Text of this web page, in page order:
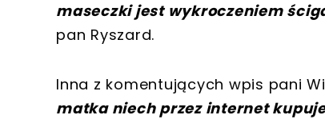
maseczki jest wykroczeniem
pan Ryszard.
Inna z komentujących wpis pani
matka niech przez internet